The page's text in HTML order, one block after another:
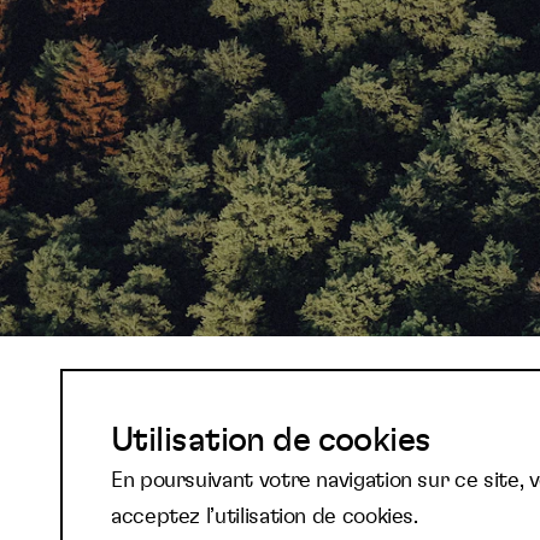
Abonnez-vous à
newsletter et
Utilisation de cookies
En poursuivant votre navigation sur ce site,
acceptez l’utilisation de cookies.